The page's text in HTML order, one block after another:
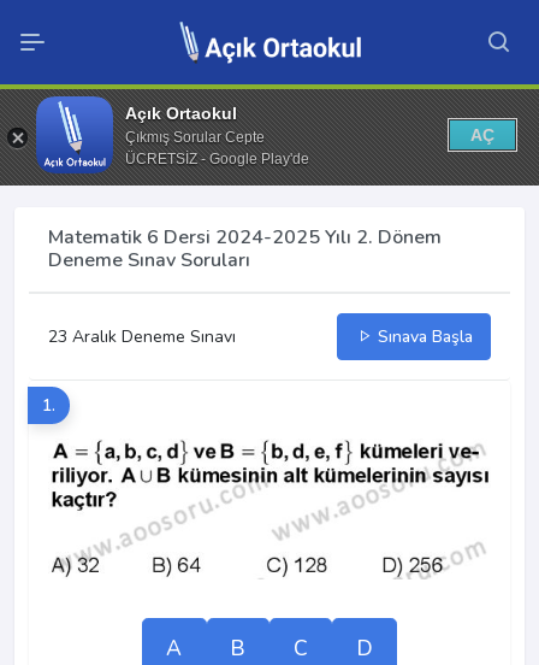
Açık Ortaokul
Çıkmış Sorular Cepte
ÜCRETSİZ - Google Play'de
AÇ
Matematik 6 Dersi 2024-2025 Yılı 2. Dönem
Deneme Sınav Soruları
23 Aralık Deneme Sınavı Sınava Başla
1.
A B C D